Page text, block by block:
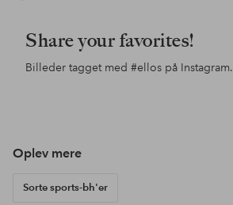
Share your favorites!
Billeder tagget med #ellos på Instagram.
Oplev mere
Sorte sports-bh'er